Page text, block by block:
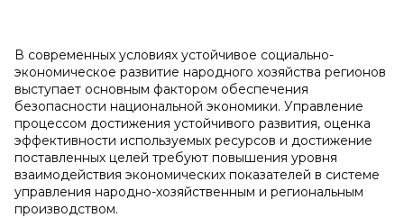
В современных условиях устойчивое социально-
экономическое развитие народного хозяйства регионов
выступает основным фактором обеспечения
безопасности национальной экономики. Управление
процессом достижения устойчивого развития, оценка
эффективности используемых ресурсов и достижение
поставленных целей требуют повышения уровня
взаимодействия экономических показателей в системе
управления народно-хозяйственным и региональным
производством.